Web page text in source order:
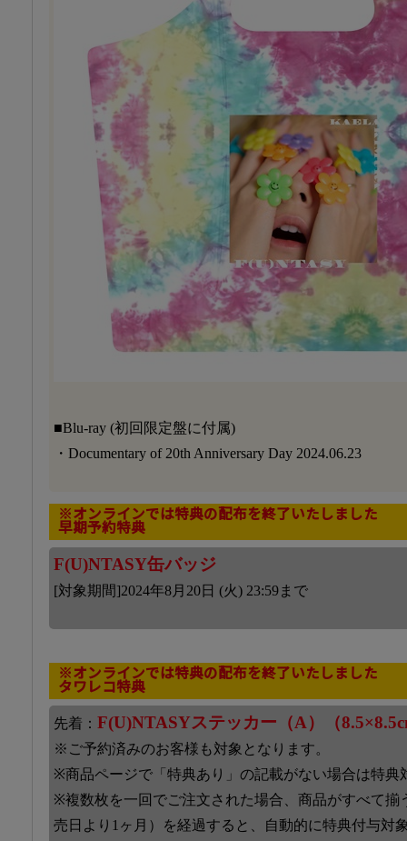
■Blu-ray (初回限定盤に付属)
・Documentary of 20th Anniversary Day 2024.06.23
※オンラインでは特典の配布を終了いたしました
早期予約特典
F(U)NTASY缶バッジ
[対象期間]2024年8月20日 (火) 23:59まで
※オンラインでは特典の配布を終了いたしました
タワレコ特典
先着： F(U)NTASYステッカー（A）（
※ご予約済みのお客様も対象となります。
※商品ページで「特典あり」の記載がない場合は特典
※複数枚を一回でご注文された場合、商品がすべて揃
売日より1ヶ月）を経過すると、自動的に特典付与対